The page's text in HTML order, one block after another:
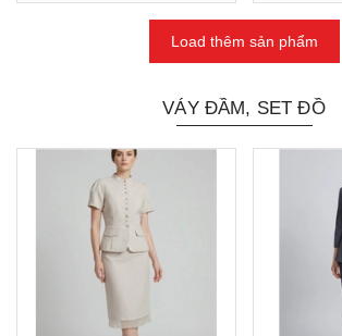
Load thêm sản phẩm
VÁY ĐẦM, SET ĐỒ